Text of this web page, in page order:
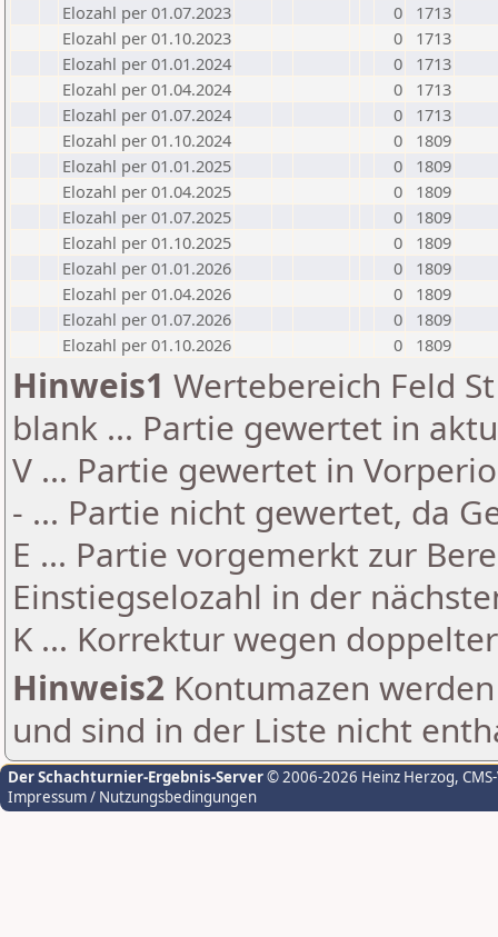
Elozahl per 01.07.2023
0
1713
Elozahl per 01.10.2023
0
1713
Elozahl per 01.01.2024
0
1713
Elozahl per 01.04.2024
0
1713
Elozahl per 01.07.2024
0
1713
Elozahl per 01.10.2024
0
1809
Elozahl per 01.01.2025
0
1809
Elozahl per 01.04.2025
0
1809
Elozahl per 01.07.2025
0
1809
Elozahl per 01.10.2025
0
1809
Elozahl per 01.01.2026
0
1809
Elozahl per 01.04.2026
0
1809
Elozahl per 01.07.2026
0
1809
Elozahl per 01.10.2026
0 1809
Hinweis1 Wertebereich Feld
blank ... Partie gewertet in
V ... Partie gewertet in
- ... Partie nicht gewertet, da
E ... Partie vorgemerkt zur
Einstiegselozahl in der
K ... Korrektur wegen
Hinweis2 Kontumazen
und sind in der Liste nicht
Der Schachturnier-Ergebnis-Server© 2006-2026 Heinz Herzog,
Impressum / Nutzungsbedingungen